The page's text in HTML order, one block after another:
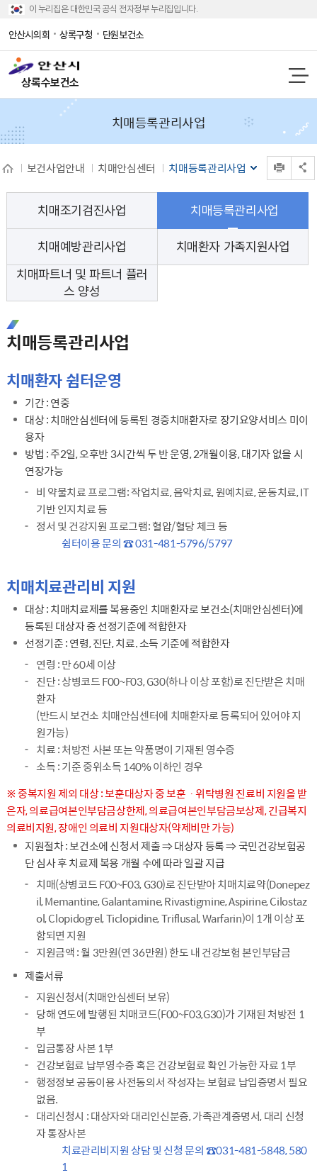
이 누리집은 대한민국 공식 전자정부 누리집입니다.
안산시의회 상록구청 단원보건소
상록수보건소
치매등록관리사업
보건사업안내 치매안심센터 치매등록관리사업
치매조기검진사업 치매등록관리사업
치매예방관리사업
치매환자 가족지원사업
치매파트너 및 파트너 플러
스 양성
치매등록관리사업
치매환자 쉼터운영
기간 : 연중
대상 : 치매안심센터에 등록된 경증치매환자로 장기요양서비스 미이
용자
방법 : 주2일, 오후반 3시간씩 두 반 운영, 2개월이용, 대기자 없을 시
연장가능
비 약물치료 프로그램: 작업치료, 음악치료, 원예치료, 운동치료, IT
기반 인지치료 등
정서 및 건강지원 프로그램: 혈압/혈당 체크 등
쉼터이용 문의 ☎ 031-481-5796/5797
치매치료관리비 지원
대상 : 치매치료제를 복용중인 치매환자로 보건소(치매안심센터)에
등록된 대상자 중 선정기준에 적합한자
선정기준 : 연령, 진단, 치료. 소득 기준에 적합한자
연령 : 만 60세 이상
진단 : 상병코드 F00~F03, G30(하나 이상 포함)로 진단받은 치매
환자
(반드시 보건소 치매안심센터에 치매환자로 등록되어 있어야 지
원가능)
치료 : 처방전 사본 또는 약품명이 기재된 영수증
소득 : 기준 중위소득 140% 이하인 경우
※ 중복지원 제외 대상 : 보훈대상자 중 보훈ㆍ위탁병원 진료비 지원을 받
은자, 의료급여본인부담금상한제, 의료급여본인부담금보상제, 긴급복지
의료비지원, 장애인 의료비 지원대상자(약제비만 가능)
지원절차 : 보건소에 신청서 제출 ⇒ 대상자 등록 ⇒ 국민건강보험공
단 심사 후 치료제 복용 개월 수에 따라 일괄 지급
치매(상병코드 F00~F03, G30)로 진단받아 치매치료약(Donepez
il, Memantine, Galantamine, Rivastigmine, Aspirine, Cilostaz
ol, Clopidogrel, Ticlopidine, Triflusal, Warfarin)이 1개 이상 포
함되면 지원
지원금액 : 월 3만원(연 36만원) 한도 내 건강보험 본인부담금
제출서류
지원신청서(치매안심센터 보유)
당해 연도에 발행된 치매코드(F00~F03,G30)가 기재된 처방전 1
부
입금통장 사본 1부
건강보험료 납부영수증 혹은 건강보험료 확인 가능한 자료 1부
행정정보 공동이용 사전동의서 작성자는 보험료 납입증명서 필요
없음.
대리신청시 : 대상자와 대리인신분증, 가족관계증명서, 대리 신청
자 통장사본
치료관리비지원 상담 및 신청 문의 ☎031-481-5848, 580
1